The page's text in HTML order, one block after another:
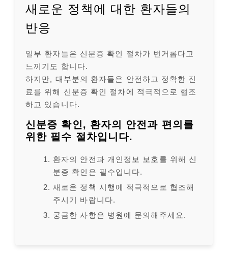
새로운 정책에 대한 환자들의
반응
일부 환자들은 신분증 확인 절차가 번거롭다고
느끼기도 합니다.
하지만, 대부분의 환자들은 안전하고 정확한 진
료를 위해 신분증 확인 절차에 적극적으로 협조
하고 있습니다.
신분증 확인, 환자의 안전과 편의를
위한 필수 절차입니다.
환자의 안전과 개인정보 보호를 위해 신
분증 확인은 필수입니다.
새로운 정책 시행에 적극적으로 협조해
주시기 바랍니다.
궁금한 사항은 병원에 문의해주세요.